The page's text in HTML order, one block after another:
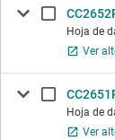
Hoja de
Ver
Hoja de
Ver